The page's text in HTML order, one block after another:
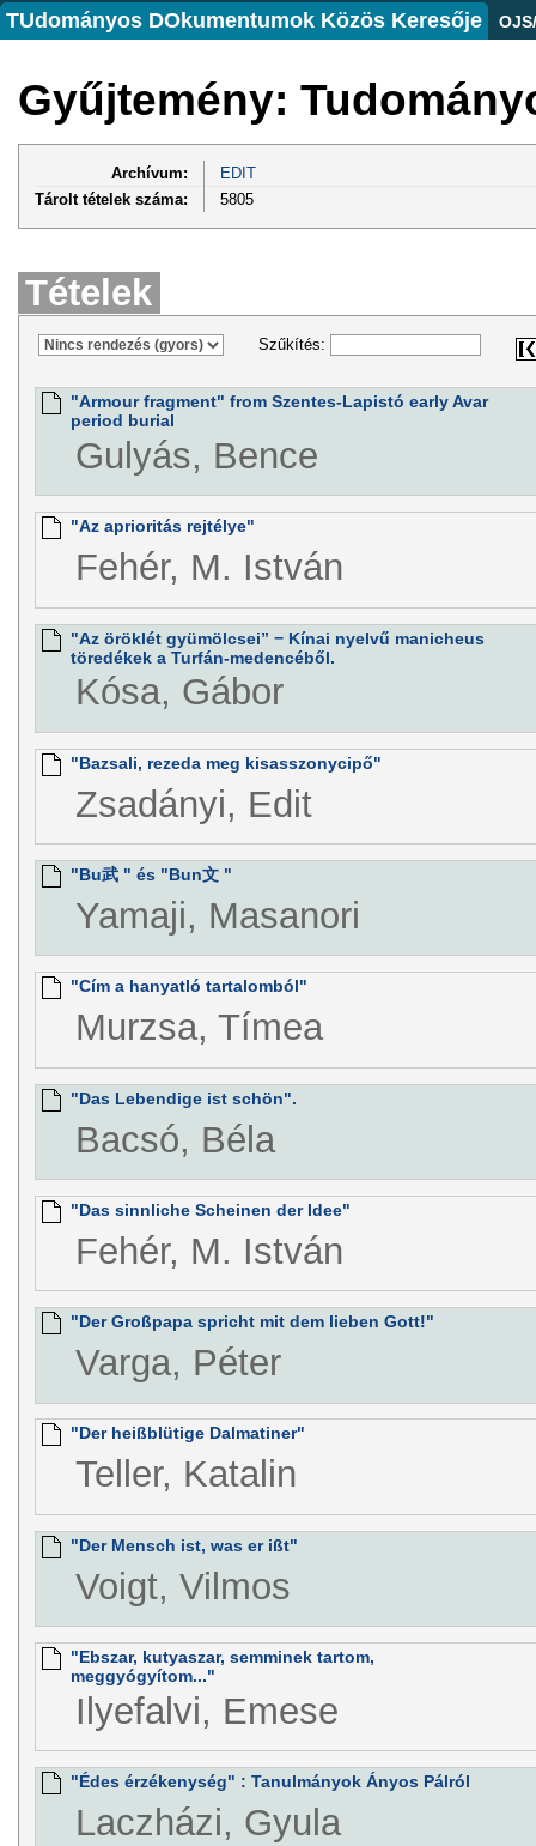
TUdományos DOkumentumok Közös Keresője
Gyűjtemény:
Archívum:
EDIT
Tárolt tételek száma:
5805
Tételek
Szűkítés:
"Armour fragment" from Szentes-Lapistó early Avar
period burial
Gulyás, Bence
"Az aprioritás rejtélye"
Fehér, M. István
"Az öröklét gyümölcsei” − Kínai nyelvű manicheus
töredékek a Turfán-medencéből.
Kósa, Gábor
"Bazsali, rezeda meg kisasszonycipő"
Zsadányi, Edit
"Bu武 " és "Bun文 "
Yamaji, Masanori
"Cím a hanyatló tartalomból"
Murzsa, Tímea
"Das Lebendige ist schön".
Bacsó, Béla
"Das sinnliche Scheinen der Idee"
Fehér, M. István
"Der Großpapa spricht mit dem lieben Gott!"
Varga, Péter
"Der heißblütige Dalmatiner"
Teller, Katalin
"Der Mensch ist, was er ißt"
Voigt, Vilmos
"Ebszar, kutyaszar, semminek tartom,
meggyógyítom..."
Ilyefalvi, Emese
"Édes érzékenység" : Tanulmányok Ányos Pálról
Laczházi, Gyula